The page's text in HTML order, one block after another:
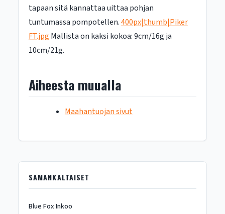
tapaan sitä kannattaa uittaa pohjan
tuntumassa pompotellen.400px|thumb|Piker
FT.jpg Mallista on kaksi kokoa: 9cm/16g ja
10cm/21g.
Aiheesta muualla
Maahantuojan sivut
SAMANKALTAISET
Blue Fox Inkoo